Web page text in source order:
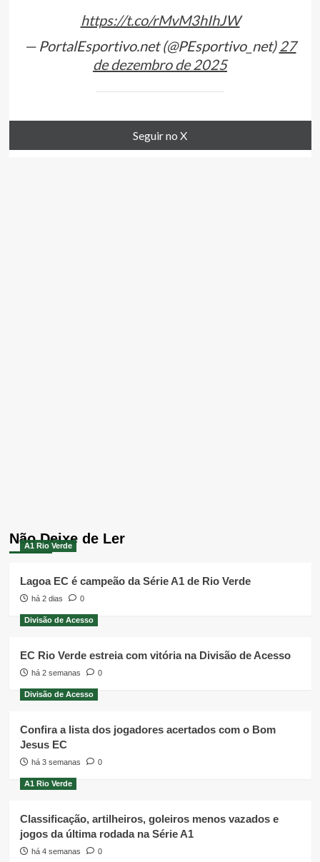
https://t.co/rMvM3hIhJW
— PortalEsportivo.net (@PEsportivo_net) 27
de dezembro de 2025
Seguir no X
Não Deixe de Ler
A1 Rio Verde
Lagoa EC é campeão da Série A1 de Rio Verde
há 2 dias 0
Divisão de Acesso
EC Rio Verde estreia com vitória na Divisão de Acesso
há 2 semanas 0
Divisão de Acesso
Confira a lista dos jogadores acertados com o Bom
Jesus EC
há 3 semanas 0
A1 Rio Verde
Classificação, artilheiros, goleiros menos vazados e
jogos da última rodada na Série A1
há 4 semanas 0